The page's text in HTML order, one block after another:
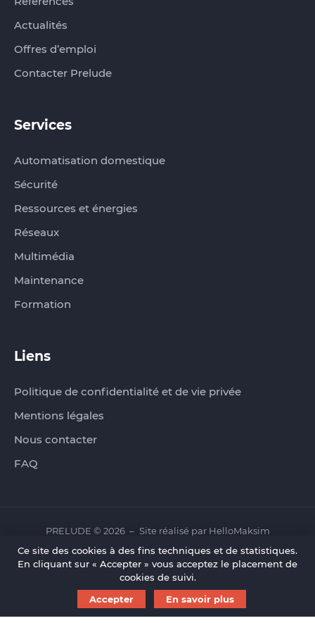
Actualités
Offres d’emploi
Contacter Prelude
Services
Automatisation domestique
Sécurité
Ressources et énergies
Réseaux
Multimédia
Maintenance
Formation
Liens
Politique de confidentialité et de vie privée
Mentions légales
Nous contacter
FAQ
PRELUDE © 2026 Site réalisé par HelloMaksim
Ce site des cookies à des fins techniques et de statistiques.
En cliquant sur « Accepter » vous acceptez le placement de
cookies de suivi.
Accepter
En savoir plus